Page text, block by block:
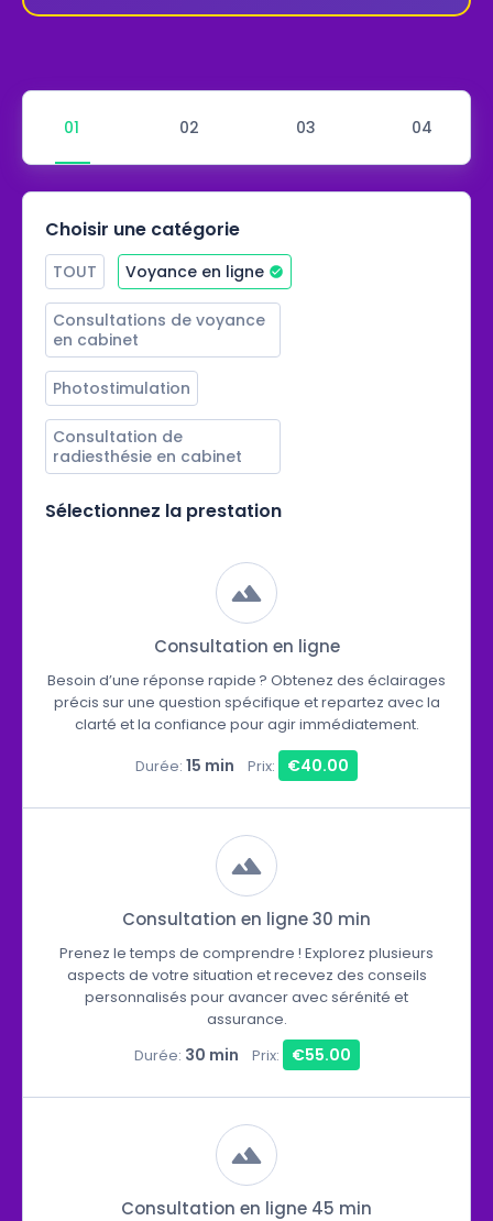
Choisir une catégorie
TOUT Voyance en ligne
Consultations de voyance
en cabinet
Photostimulation
Consultation de
radiesthésie en cabinet
Sélectionnez la prestation
Consultation en ligne
Besoin d’une réponse rapide ? Obtenez des éclairages
précis sur une question spécifique et repartez avec la
clarté et la confiance pour agir immédiatement.
Durée: 15 min Prix: €40.00
Consultation en ligne 30 min
Prenez le temps de comprendre ! Explorez plusieurs
aspects de votre situation et recevez des conseils
personnalisés pour avancer avec sérénité et
assurance.
Durée: 30 min Prix: €55.00
Consultation en ligne 45 min